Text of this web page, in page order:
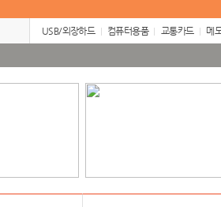
USB/외장하드 컴퓨터용품 교통카드 메